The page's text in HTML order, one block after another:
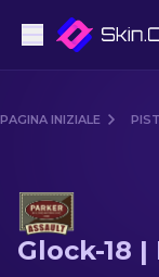
Fucile
Fucile di
PAGINA INIZIALE
Glock-18 |